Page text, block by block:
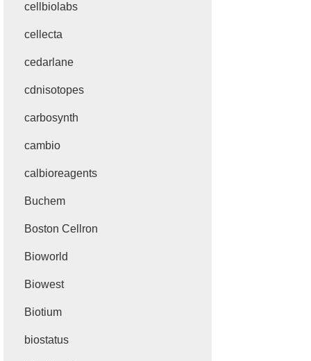
cellbiolabs
cellecta
cedarlane
cdnisotopes
carbosynth
cambio
calbioreagents
Buchem
Boston Cellron
Bioworld
Biowest
Biotium
biostatus